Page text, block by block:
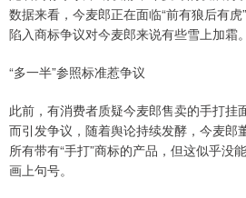
数据来看，今麦郎正在面临“前有狼后有
陷入商标争议对今麦郎来说有些雪上加霜。
“多一半”参照标准惹争议
此前，有消费者质疑今麦郎售卖的手打挂
而引发争议，随着舆论持续发酵，今麦郎
所有带有“手打”商标的产品，但这似乎没
画上句号。